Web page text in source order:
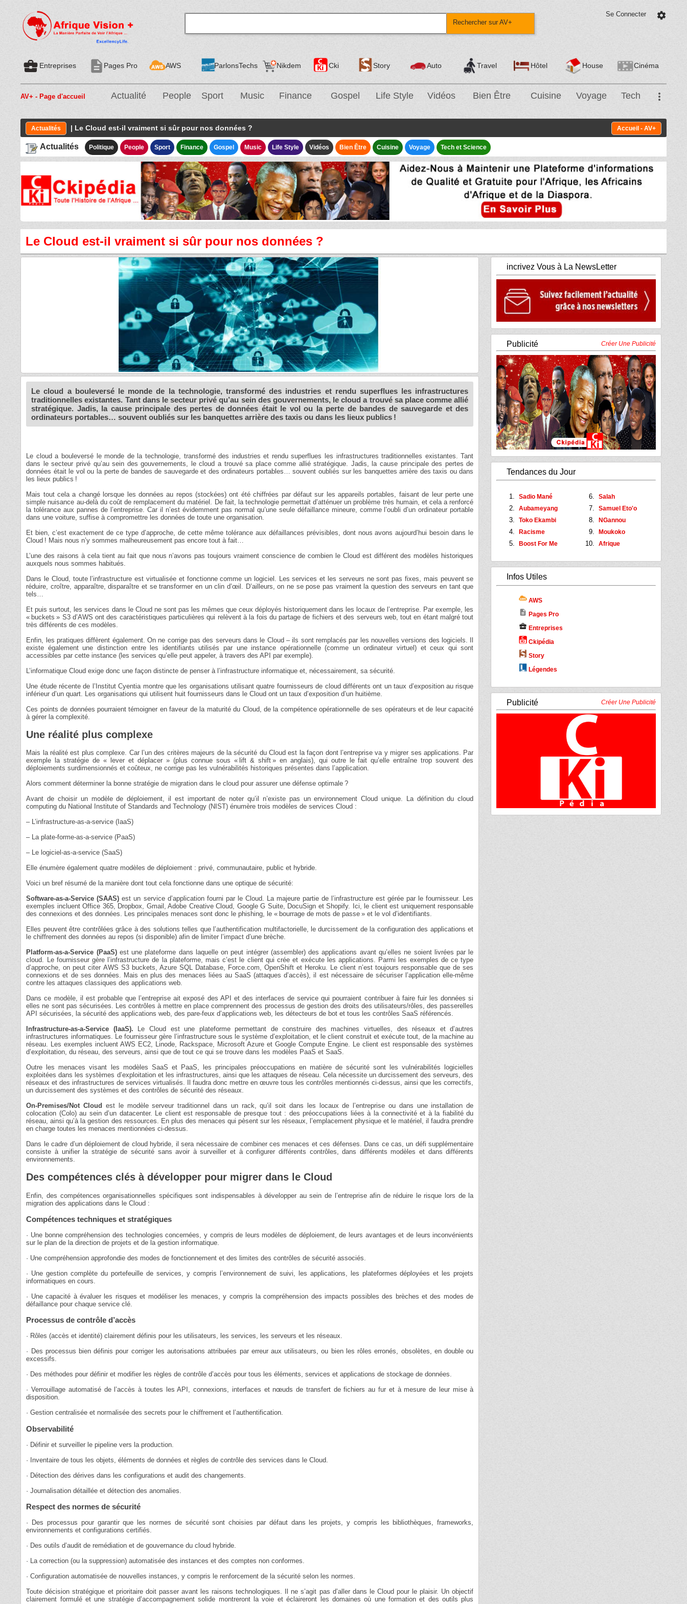
Rechercher sur AV+
settings
Se Connecter
business_centerEntreprises descriptionPages Pro AWS ParlonsTechs Nikdem Cki Story Auto Travel Hôtel House Cinéma
AV+ - Page d'accueil Actualité People Sport Music Finance Gospel Life Style Vidéos Bien Être Cuisine Voyage Tech more_vert
Actualités | Le Cloud est-il vraiment si sûr pour nos données ? Accueil - AV+
Actualités Politique People Sport Finance Gospel Music Life Style Vidéos Bien Être Cuisine Voyage Tech et Science
Le Cloud est-il vraiment si sûr pour nos données ?
Le cloud a bouleversé le monde de la technologie, transformé des industries et rendu superflues les infrastructures
traditionnelles existantes. Tant dans le secteur privé qu’au sein des gouvernements, le cloud a trouvé sa place comme allié
stratégique. Jadis, la cause principale des pertes de données était le vol ou la perte de bandes de sauvegarde et des
ordinateurs portables… souvent oubliés sur les banquettes arrière des taxis ou dans les lieux publics !
Le cloud a bouleversé le monde de la technologie, transformé des industries et rendu superflues les infrastructures traditionnelles existantes. Tant
dans le secteur privé qu’au sein des gouvernements, le cloud a trouvé sa place comme allié stratégique. Jadis, la cause principale des pertes de
données était le vol ou la perte de bandes de sauvegarde et des ordinateurs portables… souvent oubliés sur les banquettes arrière des taxis ou dans
les lieux publics !
Mais tout cela a changé lorsque les données au repos (stockées) ont été chiffrées par défaut sur les appareils portables, faisant de leur perte une
simple nuisance au-delà du coût de remplacement du matériel. De fait, la technologie permettait d’atténuer un problème très humain, et cela a renforcé
la tolérance aux pannes de l’entreprise. Car il n’est évidemment pas normal qu’une seule défaillance mineure, comme l’oubli d’un ordinateur portable
dans une voiture, suffise à compromettre les données de toute une organisation.
Et bien, c’est exactement de ce type d’approche, de cette même tolérance aux défaillances prévisibles, dont nous avons aujourd’hui besoin dans le
Cloud ! Mais nous n’y sommes malheureusement pas encore tout à fait…
L’une des raisons à cela tient au fait que nous n’avons pas toujours vraiment conscience de combien le Cloud est différent des modèles historiques
auxquels nous sommes habitués.
Dans le Cloud, toute l’infrastructure est virtualisée et fonctionne comme un logiciel. Les services et les serveurs ne sont pas fixes, mais peuvent se
réduire, croître, apparaître, disparaître et se transformer en un clin d’œil. D’ailleurs, on ne se pose pas vraiment la question des serveurs en tant que
tels…
Et puis surtout, les services dans le Cloud ne sont pas les mêmes que ceux déployés historiquement dans les locaux de l’entreprise. Par exemple, les
« buckets » S3 d’AWS ont des caractéristiques particulières qui relèvent à la fois du partage de fichiers et des serveurs web, tout en étant malgré tout
très différents de ces modèles.
Enfin, les pratiques diffèrent également. On ne corrige pas des serveurs dans le Cloud – ils sont remplacés par les nouvelles versions des logiciels. Il
existe également une distinction entre les identifiants utilisés par une instance opérationnelle (comme un ordinateur virtuel) et ceux qui sont
accessibles par cette instance (les services qu’elle peut appeler, à travers des API par exemple).
L’informatique Cloud exige donc une façon distincte de penser à l’infrastructure informatique et, nécessairement, sa sécurité.
Une étude récente de l’Institut Cyentia montre que les organisations utilisant quatre fournisseurs de cloud différents ont un taux d’exposition au risque
inférieur d’un quart. Les organisations qui utilisent huit fournisseurs dans le Cloud ont un taux d’exposition d’un huitième.
Ces points de données pourraient témoigner en faveur de la maturité du Cloud, de la compétence opérationnelle de ses opérateurs et de leur capacité
à gérer la complexité.
Une réalité plus complexe
Mais la réalité est plus complexe. Car l’un des critères majeurs de la sécurité du Cloud est la façon dont l’entreprise va y migrer ses applications. Par
exemple la stratégie de « lever et déplacer » (plus connue sous « lift & shift » en anglais), qui outre le fait qu’elle entraîne trop souvent des
déploiements surdimensionnés et coûteux, ne corrige pas les vulnérabilités historiques présentes dans l’application.
Alors comment déterminer la bonne stratégie de migration dans le cloud pour assurer une défense optimale ?
Avant de choisir un modèle de déploiement, il est important de noter qu’il n’existe pas un environnement Cloud unique. La définition du cloud
computing du National Institute of Standards and Technology (NIST) énumère trois modèles de services Cloud :
– L’infrastructure-as-a-service (IaaS)
– La plate-forme-as-a-service (PaaS)
– Le logiciel-as-a-service (SaaS)
Elle énumère également quatre modèles de déploiement : privé, communautaire, public et hybride.
Voici un bref résumé de la manière dont tout cela fonctionne dans une optique de sécurité:
Software-as-a-Service (SAAS) est un service d’application fourni par le Cloud. La majeure partie de l’infrastructure est gérée par le fournisseur. Les
exemples incluent Office 365, Dropbox, Gmail, Adobe Creative Cloud, Google G Suite, DocuSign et Shopify. Ici, le client est uniquement responsable
des connexions et des données. Les principales menaces sont donc le phishing, le « bourrage de mots de passe » et le vol d’identifiants.
Elles peuvent être contrôlées grâce à des solutions telles que l’authentification multifactorielle, le durcissement de la configuration des applications et
le chiffrement des données au repos (si disponible) afin de limiter l’impact d’une brèche.
Platform-as-a-Service (PaaS)est une plateforme dans laquelle on peut intégrer (assembler) des applications avant qu’elles ne soient livrées par le
cloud. Le fournisseur gère l’infrastructure de la plateforme, mais c’est le client qui crée et exécute les applications. Parmi les exemples de ce type
d’approche, on peut citer AWS S3 buckets, Azure SQL Database, Force.com, OpenShift et Heroku. Le client n’est toujours responsable que de ses
connexions et de ses données. Mais en plus des menaces liées au SaaS (attaques d’accès), il est nécessaire de sécuriser l’application elle-même
contre les attaques classiques des applications web.
Dans ce modèle, il est probable que l’entreprise ait exposé des API et des interfaces de service qui pourraient contribuer à faire fuir les données si
elles ne sont pas sécurisées. Les contrôles à mettre en place comprennent des processus de gestion des droits des utilisateurs/rôles, des passerelles
API sécurisées, la sécurité des applications web, des pare-feux d’applications web, les détecteurs de bot et tous les contrôles SaaS référencés.
Infrastructure-as-a-Service (IaaS). Le Cloud est une plateforme permettant de construire des machines virtuelles, des réseaux et d’autres
infrastructures informatiques. Le fournisseur gère l’infrastructure sous le système d’exploitation, et le client construit et exécute tout, de la machine au
réseau. Les exemples incluent AWS EC2, Linode, Rackspace, Microsoft Azure et Google Compute Engine. Le client est responsable des systèmes
d’exploitation, du réseau, des serveurs, ainsi que de tout ce qui se trouve dans les modèles PaaS et SaaS.
Outre les menaces visant les modèles SaaS et PaaS, les principales préoccupations en matière de sécurité sont les vulnérabilités logicielles
exploitées dans les systèmes d’exploitation et les infrastructures, ainsi que les attaques de réseau. Cela nécessite un durcissement des serveurs, des
réseaux et des infrastructures de services virtualisés. Il faudra donc mettre en œuvre tous les contrôles mentionnés ci-dessus, ainsi que les correctifs,
un durcissement des systèmes et des contrôles de sécurité des réseaux.
On-Premises/Not Cloud est le modèle serveur traditionnel dans un rack, qu’il soit dans les locaux de l’entreprise ou dans une installation de
colocation (Colo) au sein d’un datacenter. Le client est responsable de presque tout : des préoccupations liées à la connectivité et à la fiabilité du
réseau, ainsi qu’à la gestion des ressources. En plus des menaces qui pèsent sur les réseaux, l’emplacement physique et le matériel, il faudra prendre
en charge toutes les menaces mentionnées ci-dessus.
Dans le cadre d’un déploiement de cloud hybride, il sera nécessaire de combiner ces menaces et ces défenses. Dans ce cas, un défi supplémentaire
consiste à unifier la stratégie de sécurité sans avoir à surveiller et à configurer différents contrôles, dans différents modèles et dans différents
environnements.
Des compétences clés à développer pour migrer dans le Cloud
Enfin, des compétences organisationnelles spécifiques sont indispensables à développer au sein de l’entreprise afin de réduire le risque lors de la
migration des applications dans le Cloud :
Compétences techniques et stratégiques
· Une bonne compréhension des technologies concernées, y compris de leurs modèles de déploiement, de leurs avantages et de leurs inconvénients
sur le plan de la direction de projets et de la gestion informatique.
· Une compréhension approfondie des modes de fonctionnement et des limites des contrôles de sécurité associés.
· Une gestion complète du portefeuille de services, y compris l’environnement de suivi, les applications, les plateformes déployées et les projets
informatiques en cours.
· Une capacité à évaluer les risques et modéliser les menaces, y compris la compréhension des impacts possibles des brèches et des modes de
défaillance pour chaque service clé.
Processus de contrôle d’accès
· Rôles (accès et identité) clairement définis pour les utilisateurs, les services, les serveurs et les réseaux.
· Des processus bien définis pour corriger les autorisations attribuées par erreur aux utilisateurs, ou bien les rôles erronés, obsolètes, en double ou
excessifs.
· Des méthodes pour définir et modifier les règles de contrôle d’accès pour tous les éléments, services et applications de stockage de données.
· Verrouillage automatisé de l’accès à toutes les API, connexions, interfaces et nœuds de transfert de fichiers au fur et à mesure de leur mise à
disposition.
· Gestion centralisée et normalisée des secrets pour le chiffrement et l’authentification.
Observabilité
· Définir et surveiller le pipeline vers la production.
· Inventaire de tous les objets, éléments de données et règles de contrôle des services dans le Cloud.
· Détection des dérives dans les configurations et audit des changements.
· Journalisation détaillée et détection des anomalies.
Respect des normes de sécurité
· Des processus pour garantir que les normes de sécurité sont choisies par défaut dans les projets, y compris les bibliothèques, frameworks,
environnements et configurations certifiés.
· Des outils d’audit de remédiation et de gouvernance du cloud hybride.
· La correction (ou la suppression) automatisée des instances et des comptes non conformes.
· Configuration automatisée de nouvelles instances, y compris le renforcement de la sécurité selon les normes.
Toute décision stratégique et prioritaire doit passer avant les raisons technologiques. Il ne s’agit pas d’aller dans le Cloud pour le plaisir. Un objectif
clairement formulé et une stratégie d’accompagnement solide montreront la voie et éclaireront les domaines où une formation et des outils plus
incrivez Vous à La NewsLetter
Publicité Créer Une Publicité
Tendances du Jour
Sadio Mané
Aubameyang
Toko Ekambi
Racisme
Boost For Me
Salah
Samuel Eto'o
NGannou
Moukoko
Afrique
Infos Utiles
AWS
description Pages Pro
business_center Entreprises
Ckipédia
Story
Légendes
Publicité Créer Une Publicité